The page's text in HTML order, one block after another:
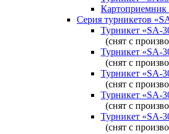
Картоприемник
Серия турникетов
Турникет «SA-
(снят с
Турникет «SA-
(снят с
Турникет «SA-
(снят с
Турникет «SA-
(снят с
Турникет «SA-
(снят с